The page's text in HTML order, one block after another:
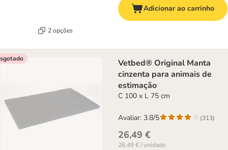
2 opções
Adicionar ao carrinho
Vetbed® Original Manta
cinzenta para animais de
estimação
C 100 x L 75 cm
26,49 €
26,49 € / unidade
Avaliar: 3.8/5 (313)